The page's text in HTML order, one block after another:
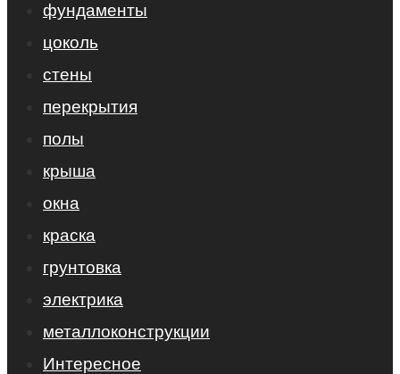
фундаменты
цоколь
стены
перекрытия
полы
крыша
окна
краска
грунтовка
электрика
металлоконструкции
Интересное